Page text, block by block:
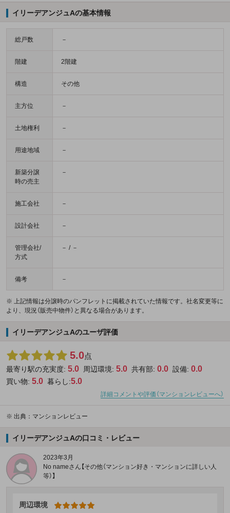
イリーデアンジュAの基本情報
総戸数 －
階建 2階建
構造 その他
主方位 －
土地権利 －
用途地域 －
新築分譲
時の売主
－
施工会社 －
設計会社 －
管理会社/
方式
－ / －
備考 －
※ 上記情報は分譲時のパンフレットに掲載されていた情報です。社名変更等に
より、現況（販売中物件）と異なる場合があります。
イリーデアンジュAのユーザ評価
5.0点
最寄り駅の充実度: 5.0 周辺環境: 5.0 共有部: 0.0 設備: 0.0
買い物: 5.0 暮らし:5.0
詳細コメントや評価（マンションレビューへ）
※ 出典：マンションレビュー
イリーデアンジュAの口コミ・レビュー
2023年3月
No nameさん【その他（マンション好き・マンションに詳しい人
等）】
周辺環境